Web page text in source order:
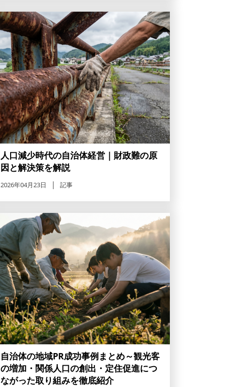
人口減少時代の自治体経営｜財政難の原
因と解決策を解説
2026年04月23日 記事
自治体の地域PR成功事例まとめ～観光客
の増加・関係人口の創出・定住促進につ
ながった取り組みを徹底紹介